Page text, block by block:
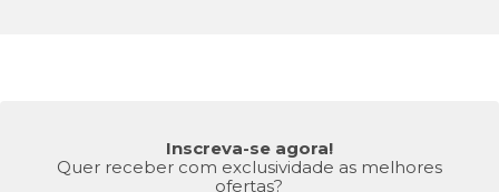
Inscreva-se agora!
Quer receber com exclusividade as melhores
ofertas?